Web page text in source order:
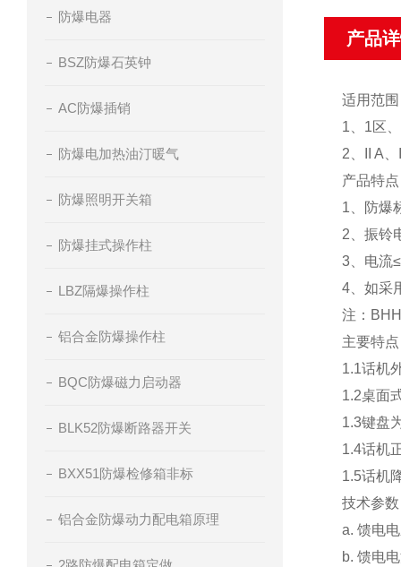
防爆电器
BSZ防爆石英钟
AC防爆插销
防爆电加热油汀暖气
防爆照明开关箱
防爆挂式操作柱
LBZ隔爆操作柱
铝合金防爆操作柱
BQC防爆磁力启动器
BLK52防爆断路器开关
BXX51防爆检修箱非标
铝合金防爆动力配电箱原理
产品
适用范
1、1区
2、II A
产品特
1、防爆
2、振铃
3、电流
4、如采
注：
主要特
1.1话机
1.2桌面
1.3键盘
1.4话机
1.5话机
技术参
a. 馈电
b. 馈电